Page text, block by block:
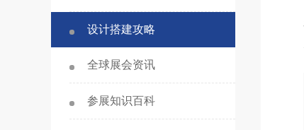
设计搭建攻略
全球展会资讯
参展知识百科